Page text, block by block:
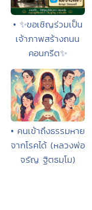
• ✨ขอเชิญร่วมเป็น
เจ้าภาพสร้างถนน
คอนกรีต✨
• คนเข้าถึงธรรมหาย
จากโรคได้ (หลวงพ่อ
จรัญ ฐิตธมฺโม)